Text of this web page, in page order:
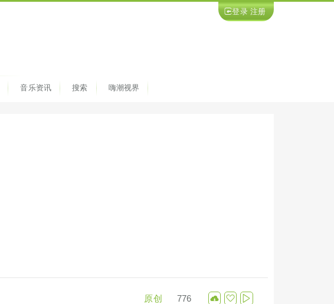
登录 注册
音乐资讯 搜索 嗨潮视界
原创 776